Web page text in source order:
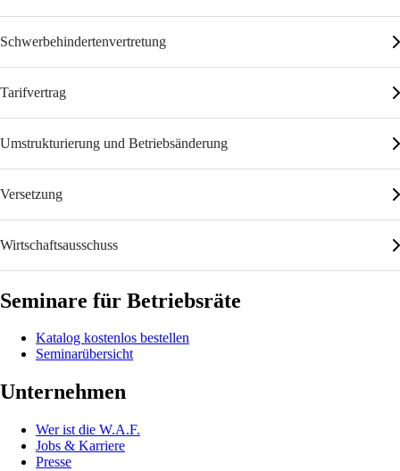
Schwerbehindertenvertretung
Tarifvertrag
Umstrukturierung und Betriebsänderung
Versetzung
Wirtschaftsausschuss
Seminare für Betriebsräte
Katalog kostenlos bestellen
Seminarübersicht
Unternehmen
Wer ist die W.A.F.
Jobs & Karriere
Presse